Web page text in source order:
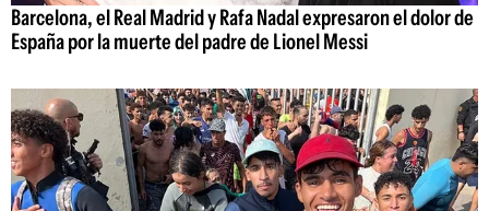
Barcelona, el Real Madrid y Rafa Nadal expresaron el dolor de
España por la muerte del padre de Lionel Messi